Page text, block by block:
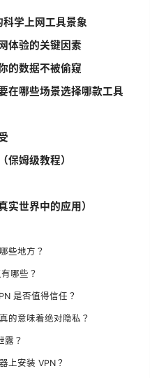
学上网工具景象
体验的关键因素
的数据不被偷窥
在哪些场景选择哪款工具
保姆级教程）
实世界中的应用）
些地方？
哪些？
是否值得信任？
的意味着绝对隐私？
露？
上安装 VPN？